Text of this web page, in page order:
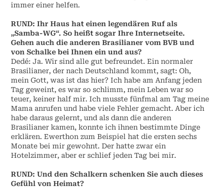
immer einer helfen.
RUND:Ihr Haus hat einen legendären Ruf als
„Samba-WG“. So heißt sogar Ihre Internetseite.
Gehen auch die anderen Brasilianer vom BVB und
von Schalke bei Ihnen ein und aus?
Dedé: Ja. Wir sind alle gut befreundet. Ein normaler
Brasilianer, der nach Deutschland kommt, sagt: Oh,
mein Gott, was ist das hier? Ich habe am Anfang jeden
Tag geweint, es war so schlimm, mein Leben war so
teuer, keiner half mir. Ich musste fünfmal am Tag meine
Mama anrufen und habe viele Fehler gemacht. Aber ich
habe daraus gelernt, und als dann die anderen
Brasilianer kamen, konnte ich ihnen bestimmte Dinge
erklären. Ewerthon zum Beispiel hat die ersten sechs
Monate bei mir gewohnt. Der hatte zwar ein
Hotelzimmer, aber er schlief jeden Tag bei mir.
RUND:Und den Schalkern schenken Sie auch dieses
Gefühl von Heimat?